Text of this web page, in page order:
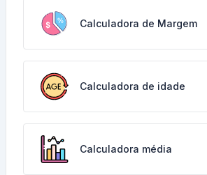
Calculadora de Margem
Calculadora de idade
Calculadora média